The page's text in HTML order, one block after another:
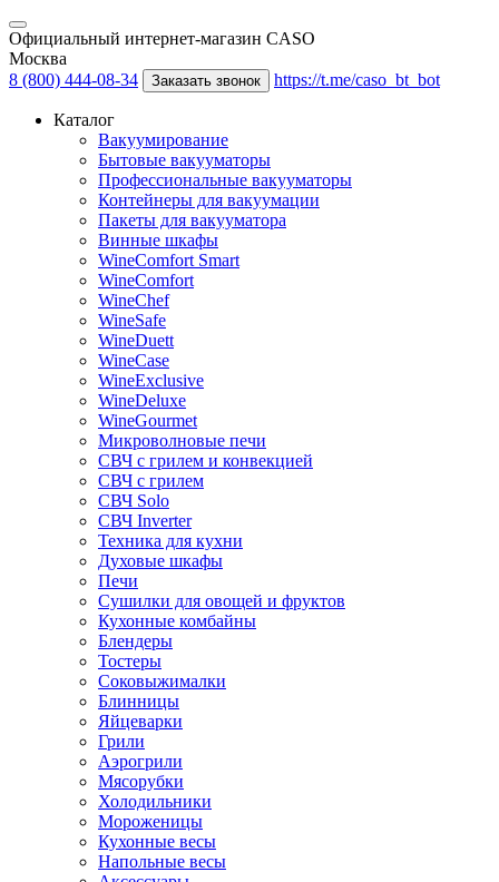
Официальный интернет-магазин CASO
Москва
8 (800) 444-08-34
Заказать звонок https://t.me/caso_bt_bot
Каталог
Вакуумирование
Бытовые вакууматоры
Профессиональные вакууматоры
Контейнеры для вакуумации
Пакеты для вакууматора
Винные шкафы
WineComfort Smart
WineComfort
WineChef
WineSafe
WineDuett
WineCase
WineExclusive
WineDeluxe
WineGourmet
Микроволновые печи
СВЧ с грилем и конвекцией
СВЧ с грилем
СВЧ Solo
СВЧ Inverter
Техника для кухни
Духовые шкафы
Печи
Сушилки для овощей и фруктов
Кухонные комбайны
Блендеры
Тостеры
Соковыжималки
Блинницы
Яйцеварки
Грили
Аэрогрили
Мясорубки
Холодильники
Мороженицы
Кухонные весы
Напольные весы